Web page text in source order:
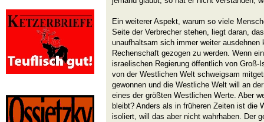
Ein weiterer Aspekt, warum so viele
Seite der Verbrecher stehen, liegt daran,
unaufhaltsam sich immer weiter ausdehnen
Rechenschaft gezogen zu werden. Wenn
israelischen Regierung öffentlich von Groß-
von der Westlichen Welt schweigsam
gewonnen und die Westliche Welt will an
eines der größten Westlichen Werte. Aber
bleibt? Anders als in früheren Zeiten ist die
isoliert, will das aber nicht wahrhaben. Der